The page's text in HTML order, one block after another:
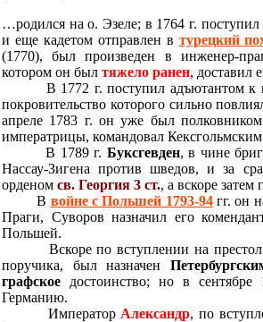
…родился на о. Эзеле; в 1764 г. поступил
и еще кадетом отправлен в турецкий
(1770), был произведен в инженер-
котором он был тяжело ранен, доставил
В 1772 г. поступил адъютантом к
покровительство которого сильно
апреле 1783 г. он уже был
императрицы, командовал
В 1789 г. Буксгевден, в чине
Нассау-Зигена против шведов, и за
орденом св. Георгия 3 ст., а вскоре
В войне с Польшей 1793-94 гг.он
Праги, Суворов назначил его
Польшей.
Вскоре по вступлении на престол
поручика, был назначен
графское достоинство; но в
Германию.
Император Александр, по